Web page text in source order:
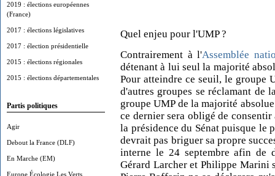
2019 : élections européennes
(France)
2017 : élections législatives
2017 : élection présidentielle
2015 : élections régionales
2015 : élections départementales
Partis politiques
Agir
Debout la France (DLF)
En Marche (EM)
Europe Écologie Les Verts
Quel enjeu pour l'UMP ?
Contrairement à l'Assemblée
détenant à lui seul la majorité
Pour atteindre ce seuil, le groupe
d'autres groupes se réclamant de
groupe UMP de la majorité
ce dernier sera obligé de
la présidence du Sénat puisque le
devrait pas briguer sa propre
interne le 24 septembre afin de
Gérard Larcher et Philippe Marini